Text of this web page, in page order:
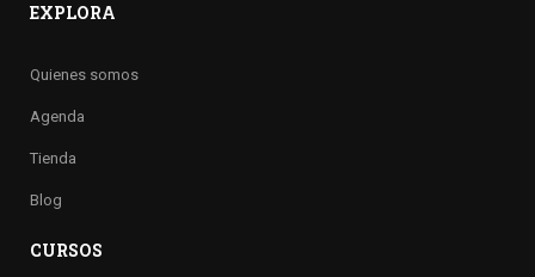
EXPLORA
Quienes somos
Agenda
Tienda
Blog
CURSOS